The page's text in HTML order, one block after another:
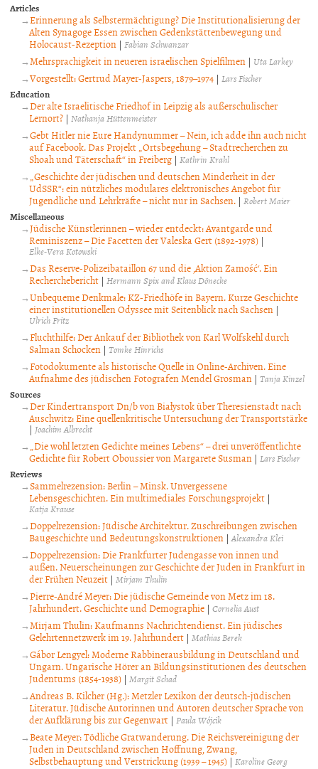
Articles
Erinnerung als Selbstermächtigung? Die Institutionalisierung der
Alten Synagoge Essen zwischen Gedenkstättenbewegung und
Holocaust-Rezeption | Fabian Schwanzar
Mehrsprachigkeit in neueren israelischen Spielfilmen | Uta Larkey
Vorgestellt: Gertrud Mayer-Jaspers, 1879–1974 |Lars Fischer
Education
Der alte Israelitische Friedhof in Leipzig als außerschulischer
Lernort? | Nathanja Hüttenmeister
Gebt Hitler nie Eure Handynummer – Nein, ich adde ihn auch nicht
auf Facebook. Das Projekt „Ortsbegehung – Stadtrecherchen zu
Shoah und Täterschaft“ in Freiberg | Kathrin Krahl
„Geschichte der jüdischen und deutschen Minderheit in der
UdSSR“: ein nützliches modulares elektronisches Angebot für
Jugendliche und Lehrkräfte – nicht nur in Sachsen. | Robert Maier
Miscellaneous
Jüdische Künstlerinnen – wieder entdeckt: Avantgarde und
Reminiszenz – Die Facetten der Valeska Gert (1892-1978) |
Elke-Vera Kotowski
Das Reserve-Polizeibataillon 67 und die ‚Aktion Zamość‘. Ein
Recherchebericht | Hermann Spix and Klaus Dönecke
Unbequeme Denkmale: KZ-Friedhöfe in Bayern. Kurze Geschichte
einer institutionellen Odyssee mit Seitenblick nach Sachsen |
Ulrich Fritz
Fluchthilfe: Der Ankauf der Bibliothek von Karl Wolfskehl durch
Salman Schocken | Tomke Hinrichs
Fotodokumente als historische Quelle in Online-Archiven. Eine
Aufnahme des jüdischen Fotografen Mendel Grosman | Tanja Kinzel
Sources
Der Kindertransport Dn/b von Białystok über Theresienstadt nach
Auschwitz: Eine quellenkritische Untersuchung der Transportstärke
| Joachim Albrecht
„Die wohl letzten Gedichte meines Lebens“ – drei unveröffentlichte
Gedichte für Robert Oboussier von Margarete Susman | Lars Fischer
Reviews
Sammelrezension: Berlin – Minsk. Unvergessene
Lebensgeschichten. Ein multimediales Forschungsprojekt |
Katja Krause
Doppelrezension: Jüdische Architektur. Zuschreibungen zwischen
Baugeschichte und Bedeutungskonstruktionen |Alexandra Klei
Doppelrezension: Die Frankfurter Judengasse von innen und
außen. Neuerscheinungen zur Geschichte der Juden in Frankfurt in
der Frühen Neuzeit | Mirjam Thulin
Pierre-André Meyer: Die jüdische Gemeinde von Metz im 18.
Jahrhundert. Geschichte und Demographie | Cornelia Aust
Mirjam Thulin: Kaufmanns Nachrichtendienst. Ein jüdisches
Gelehrtennetzwerk im 19. Jahrhundert | Mathias Berek
Gábor Lengyel: Moderne Rabbinerausbildung in Deutschland und
Ungarn. Ungarische Hörer an Bildungsinstitutionen des deutschen
Judentums (1854-1938) | Margit Schad
Andreas B. Kilcher (Hg.): Metzler Lexikon der deutsch-jüdischen
Literatur. Jüdische Autorinnen und Autoren deutscher Sprache von
der Aufklärung bis zur Gegenwart | Paula Wójcik
Beate Meyer: Tödliche Gratwanderung. Die Reichsvereinigung der
Juden in Deutschland zwischen Hoffnung, Zwang,
Selbstbehauptung und Verstrickung (1939 – 1945) | Karoline Georg